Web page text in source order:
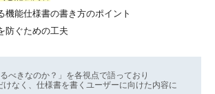
機能仕様書の書き方のポイント
防ぐための工夫
べきなのか？」を各視点で語っており
けなく、仕様書を書くユーザーに向けた内容に